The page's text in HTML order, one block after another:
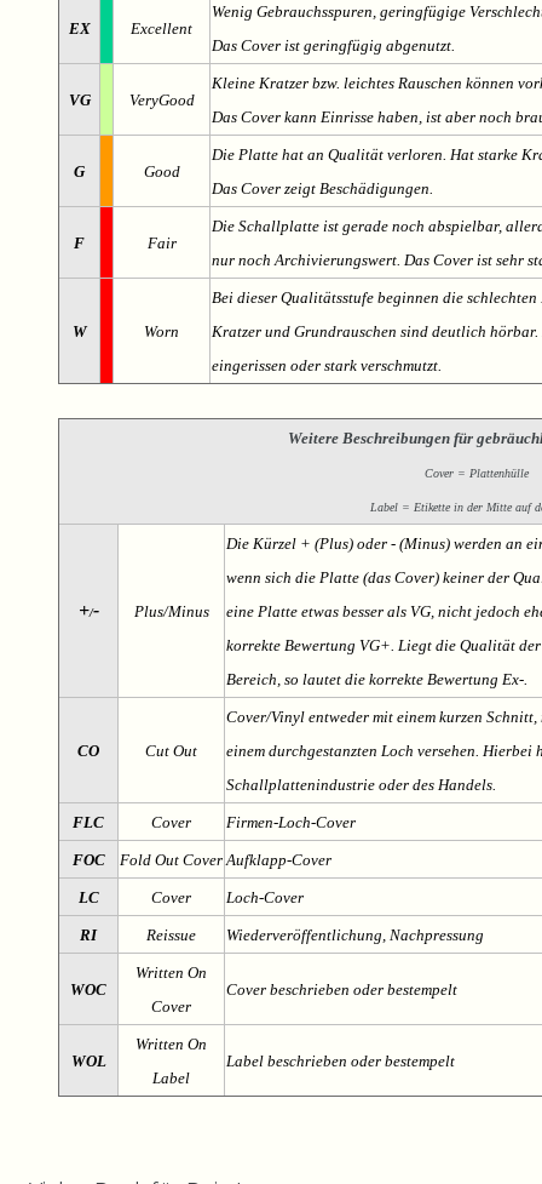
EX Excellent
Wenig Gebrauchsspuren, geringfügige
Das Cover ist geringfügig abgenutzt.
VG VeryGood
Kleine Kratzer bzw. leichtes Rauschen können
Das Cover kann Einrisse haben, ist aber noch
G Good
Die Platte hat an Qualität verloren. Hat starke
Das Cover zeigt Beschädigungen.
F Fair
Die Schallplatte ist gerade noch abspielbar,
nur noch Archivierungswert. Das Cover ist sehr
W Worn
Bei dieser Qualitätsstufe beginnen die
Kratzer und Grundrauschen sind deutlich
eingerissen oder stark verschmutzt.
Weitere Beschreibungen für
Cover = Plattenhülle
Label = Etikette in der Mitte auf
+/- Plus/Minus
Die Kürzel + (Plus) oder - (Minus) werden an
wenn sich die Platte (das Cover) keiner der
eine Platte etwas besser als VG, nicht jedoch
korrekte Bewertung VG+. Liegt die Qualität
Bereich, so lautet die korrekte Bewertung Ex-.
CO Cut Out
Cover/Vinyl entweder mit einem kurzen
einem durchgestanzten Loch versehen. Hierbei
Schallplattenindustrie oder des Handels.
FLC Cover Firmen-Loch-Cover
FOC Fold Out Cover Aufklapp-Cover
LC Cover Loch-Cover
RI Reissue Wiederveröffentlichung, Nachpressung
WOC
Written On
Cover
Cover beschrieben oder bestempelt
WOL
Written On
Label
Label beschrieben oder bestempelt